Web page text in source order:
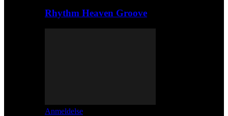
Rhythm Heaven Groove
Anmeldelse